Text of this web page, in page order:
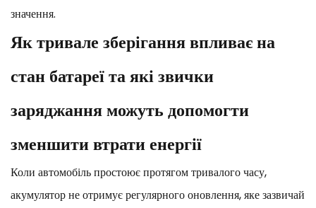
значення.
Як тривале зберігання впливає на
стан батареї та які звички
заряджання можуть допомогти
зменшити втрати енергії
Коли автомобіль простоює протягом тривалого часу,
акумулятор не отримує регулярного оновлення, яке зазвичай